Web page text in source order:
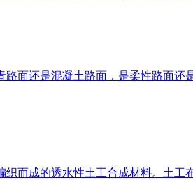
面还是混凝土路面，是柔性路面
而成的透水性土工合成材料。土